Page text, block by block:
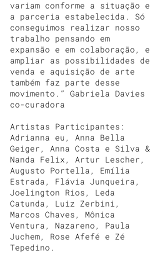
variam conforme a situação e
a parceria estabelecida. Só
conseguimos realizar nosso
trabalho pensando em
expansão e em colaboração, e
ampliar as possibilidades de
venda e aquisição de arte
também faz parte desse
movimento.” Gabriela Davies
co-curadora
Artistas Participantes:
Adrianna eu, Anna Bella
Geiger, Anna Costa e Silva &
Nanda Felix, Artur Lescher,
Augusto Portella, Emília
Estrada, Flávia Junqueira,
Joelington Rios, Leda
Catunda, Luiz Zerbini,
Marcos Chaves, Mônica
Ventura, Nazareno, Paula
Juchem, Rose Afefé e Zé
Tepedino.